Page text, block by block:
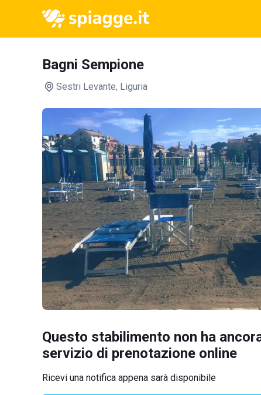
Bagni Sempione
Sestri Levante, Liguria
Questo stabilimento non ha
servizio di prenotazione online
Ricevi una notifica appena sarà disponibile